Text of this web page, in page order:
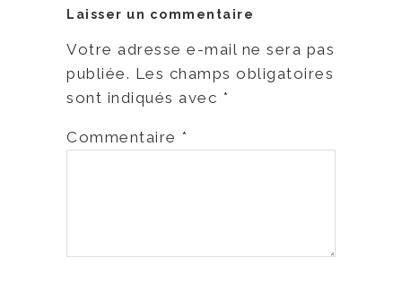
Laisser un commentaire
Votre adresse e-mail ne sera pas
publiée. Les champs obligatoires
sont indiqués avec *
Commentaire *